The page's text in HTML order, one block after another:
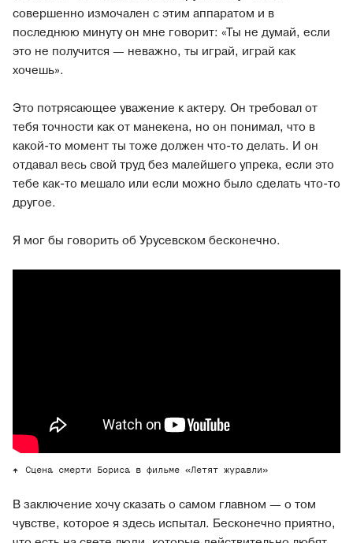
совершенно измочален с этим аппаратом и в
последнюю минуту он мне говорит: «Ты не думай, если
это не получится — неважно, ты играй, играй как
хочешь».
Это потрясающее уважение к актеру. Он требовал от
тебя точности как от манекена, но он понимал, что в
какой-то момент ты тоже должен что-то делать. И он
отдавал весь свой труд без малейшего упрека, если это
тебе как-то мешало или если можно было сделать что-то
другое.
Я мог бы говорить об Урусевском бесконечно.
Сцена смерти Бориса в фильме «Летят журавли»
В заключение хочу сказать о самом главном — о том
чувстве, которое я здесь испытал. Бесконечно приятно,